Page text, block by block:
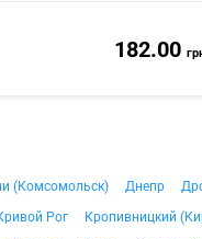
182.00
(Комсомольск) Днепр
Рог Кропивницкий